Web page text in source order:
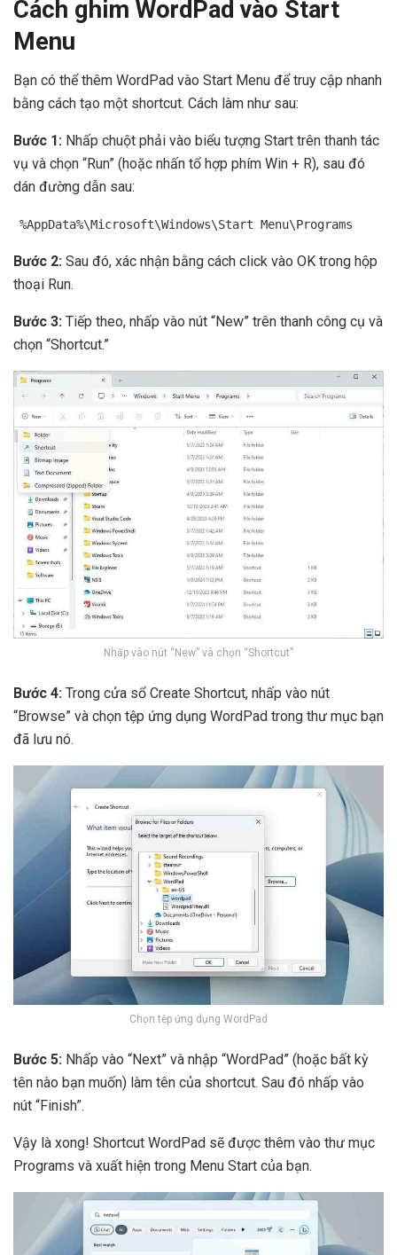
Cách ghim WordPad vào Start
Menu
Bạn có thể thêm WordPad vào Start Menu để truy cập nhanh
bằng cách tạo một shortcut. Cách làm như sau:
Bước 1: Nhấp chuột phải vào biểu tượng Start trên thanh tác
vụ và chọn “Run” (hoặc nhấn tổ hợp phím Win + R), sau đó
dán đường dẫn sau:
%AppData%\Microsoft\Windows\Start Menu\Programs
Bước 2: Sau đó, xác nhận bằng cách click vào OK trong hộp
thoại Run.
Bước 3: Tiếp theo, nhấp vào nút “New” trên thanh công cụ và
chọn “Shortcut.”
Nhấp vào nút “New” và chọn “Shortcut”
Bước 4: Trong cửa sổ Create Shortcut, nhấp vào nút
“Browse” và chọn tệp ứng dụng WordPad trong thư mục bạn
đã lưu nó.
Chọn tệp ứng dụng WordPad
Bước 5: Nhấp vào “Next” và nhập “WordPad” (hoặc bất kỳ
tên nào bạn muốn) làm tên của shortcut. Sau đó nhấp vào
nút “Finish”.
Vậy là xong! Shortcut WordPad sẽ được thêm vào thư mục
Programs và xuất hiện trong Menu Start của bạn.